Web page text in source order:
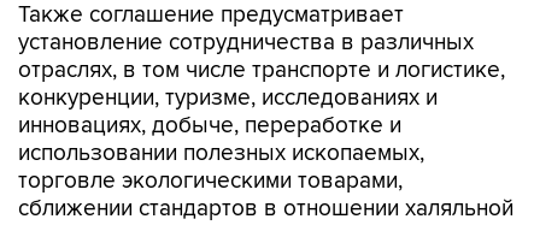
Также соглашение предусматривает
установление сотрудничества в различных
отраслях, в том числе транспорте и логистике,
конкуренции, туризме, исследованиях и
инновациях, добыче, переработке и
использовании полезных ископаемых,
торговле экологическими товарами,
сближении стандартов в отношении халяльной